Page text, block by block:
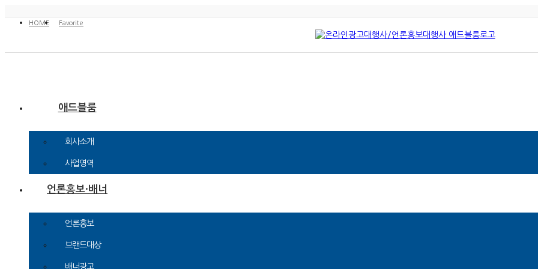
HOME
Favorite
애드블룸
회사소개
사업영역
언론홍보·배너
언론홍보
브랜드대상
배너광고